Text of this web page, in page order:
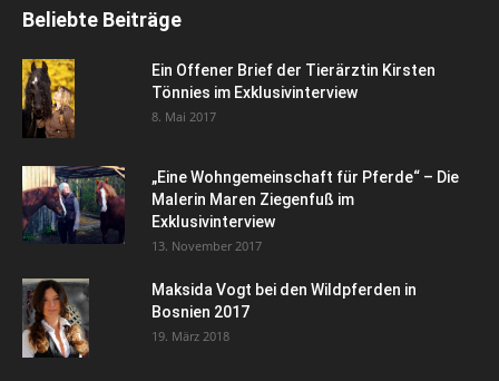
Beliebte Beiträge
Ein Offener Brief der Tierärztin Kirsten
Tönnies im Exklusivinterview
8. Mai 2017
„Eine Wohngemeinschaft für Pferde“ – Die
Malerin Maren Ziegenfuß im
Exklusivinterview
13. November 2017
Maksida Vogt bei den Wildpferden in
Bosnien 2017
19. März 2018